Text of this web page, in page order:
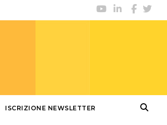
ISCRIZIONE NEWSLETTER